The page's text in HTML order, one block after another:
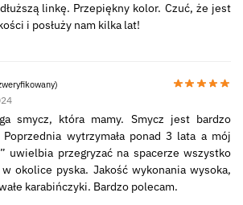
linkę. Przepiękny kolor. Czuć, że jest
i posłuży nam kilka lat!
smycz, która mamy. Smycz jest bardzo
Poprzednia wytrzymała ponad 3 lata a mój
uwielbia przegryzać na spacerze wszystko
okolice pyska. Jakość wykonania wysoka,
karabińczyki. Bardzo polecam.